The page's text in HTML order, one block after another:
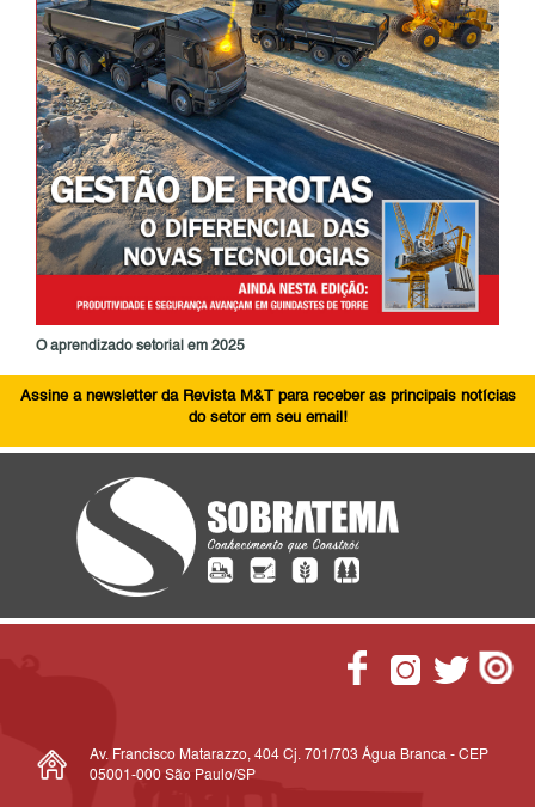
O aprendizado setorial em 2025
Assine a newsletter da Revista M&T para receber as principais notícias
do setor em seu email!
Av. Francisco Matarazzo, 404 Cj. 701/703 Água Branca - CEP
05001-000 São Paulo/SP